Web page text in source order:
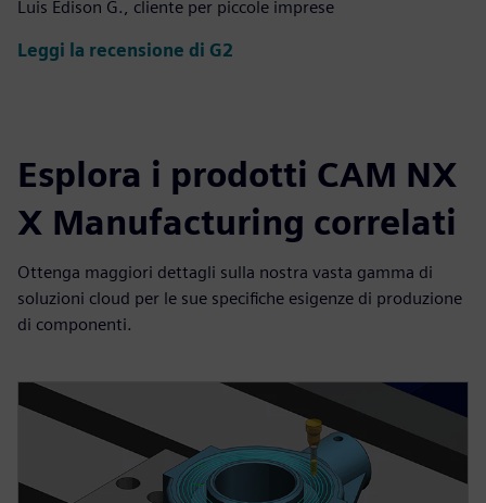
Luis Edison G., cliente per piccole imprese
Leggi la recensione di G2
Esplora i prodotti CAM NX
X Manufacturing correlati
Ottenga maggiori dettagli sulla nostra vasta gamma di
soluzioni cloud per le sue specifiche esigenze di produzione
di componenti.